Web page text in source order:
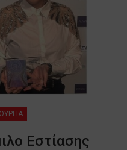
Εστίασης